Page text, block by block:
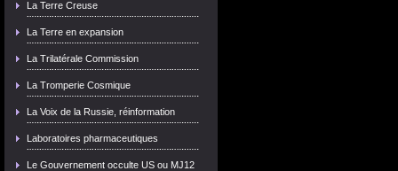
La Terre Creuse
La Terre en expansion
La Trilatérale Commission
La Tromperie Cosmique
La Voix de la Russie, réinformation
Laboratoires pharmaceutiques
Le Gouvernement occulte US ou MJ12